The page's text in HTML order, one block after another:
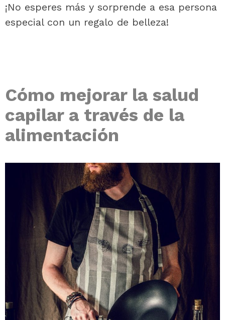
¡No esperes más y sorprende a esa persona
especial con un regalo de belleza!
Cómo mejorar la salud
capilar a través de la
alimentación